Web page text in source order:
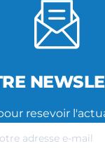
resevoir